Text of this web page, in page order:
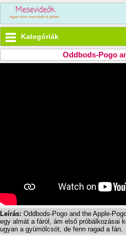
Kategóriák
Oddbods-Pogo
Leírás: Oddbods-Pogo and the Apple-
egy almát a fáról, ám első próbálkozásai
ugyan a gyümölcsöt, de fenn ragad a fán.